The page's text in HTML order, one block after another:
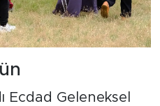
Ecdad Geleneksel